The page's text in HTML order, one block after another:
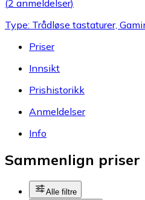
(2 anmeldelser)
Type: Trådløse tastaturer,
Priser
Innsikt
Prishistorikk
Anmeldelser
Info
Sammenlign
Alle filtre